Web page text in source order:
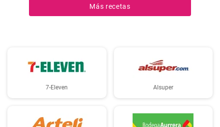
Más recetas
7-Eleven Alsuper